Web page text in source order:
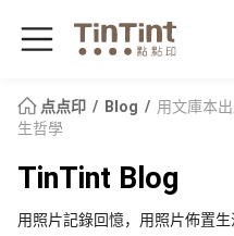
点点印 Blog
用文庫本
生哲學
TinTint Blog
用照片記錄回憶，用照片佈置生